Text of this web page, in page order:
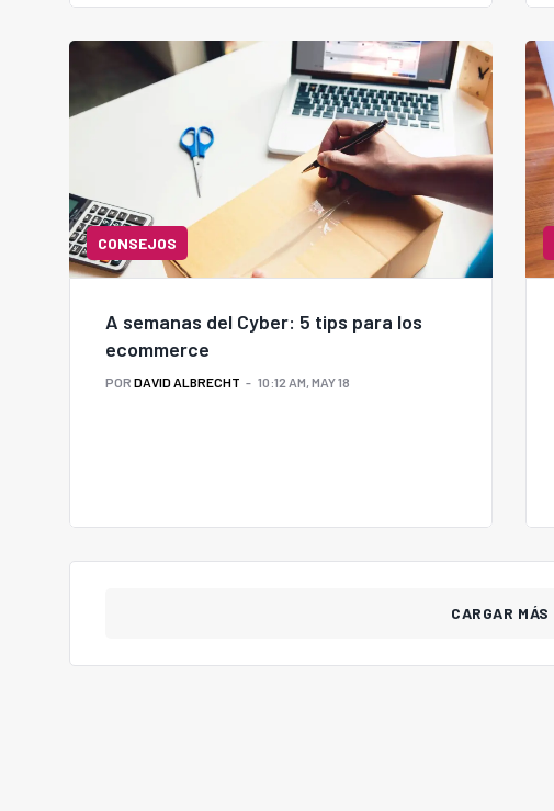
CONSEJOS
A semanas del Cyber: 5 tips para los
ecommerce
POR DAVID ALBRECHT 10:12 AM, MAY 18
CARGAR MÁS